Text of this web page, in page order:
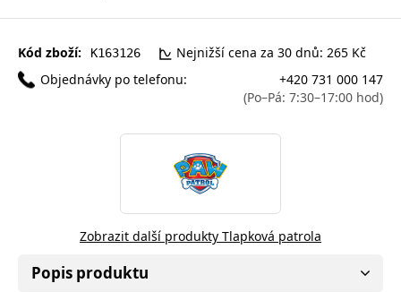
Kód zboží: K163126
Nejnižší cena za 30 dnů: 265 Kč
Objednávky po telefonu:
+420 731 000 147
(Po–Pá: 7:30–17:00 hod)
Zobrazit další produkty Tlapková patrola
Popis produktu